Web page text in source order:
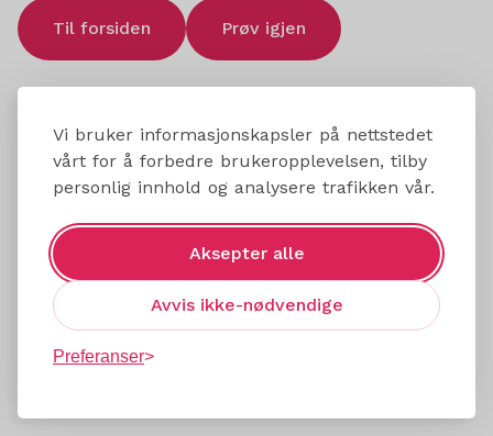
Vi bruker informasjonskapsler på nettstedet
vårt for å forbedre brukeropplevelsen, tilby
personlig innhold og analysere trafikken vår.
Aksepter alle
Avvis ikke-nødvendige
Preferanser
Til forsiden Prøv igjen